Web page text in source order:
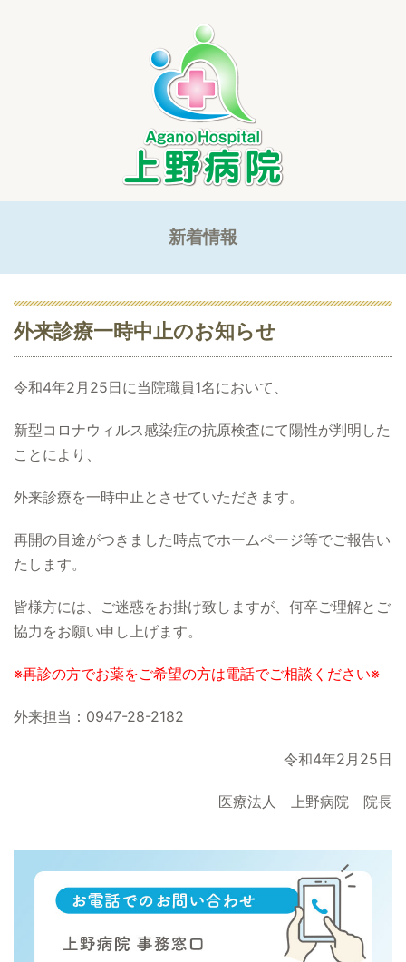
新着情報
外来診療一時中止のお知らせ
令和4年2月25日に当院職員1名において、
新型コロナウィルス感染症の抗原検査にて陽性が判明した
ことにより、
外来診療を一時中止とさせていただきます。
再開の目途がつきました時点でホームページ等でご報告い
たします。
皆様方には、ご迷惑をお掛け致しますが、何卒ご理解とご
協力をお願い申し上げます。
※再診の方でお薬をご希望の方は電話でご相談ください※
外来担当：0947-28-2182
令和4年2月25日
医療法人 上野病院 院長